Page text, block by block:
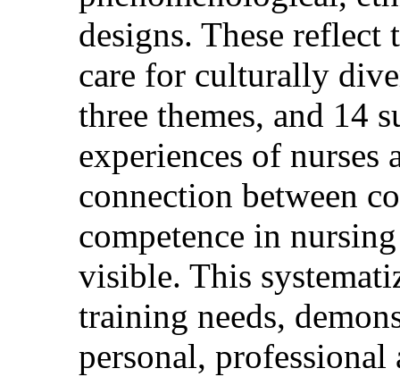
designs. These reflect
care for culturally
three themes, and 14
experiences of nurses
connection between
competence in
visible. This
training needs,
personal,